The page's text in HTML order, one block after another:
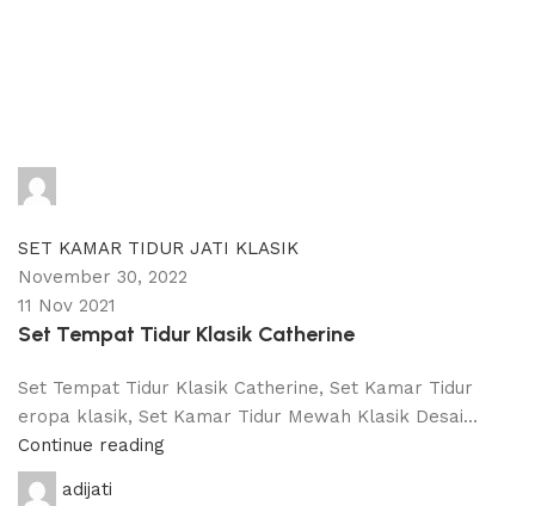
SET KAMAR TIDUR JATI KLASIK
November 30, 2022
11 Nov 2021
Set Tempat Tidur Klasik Catherine
Set Tempat Tidur Klasik Catherine, Set Kamar Tidur
eropa klasik, Set Kamar Tidur Mewah Klasik Desai...
Continue reading
adijati